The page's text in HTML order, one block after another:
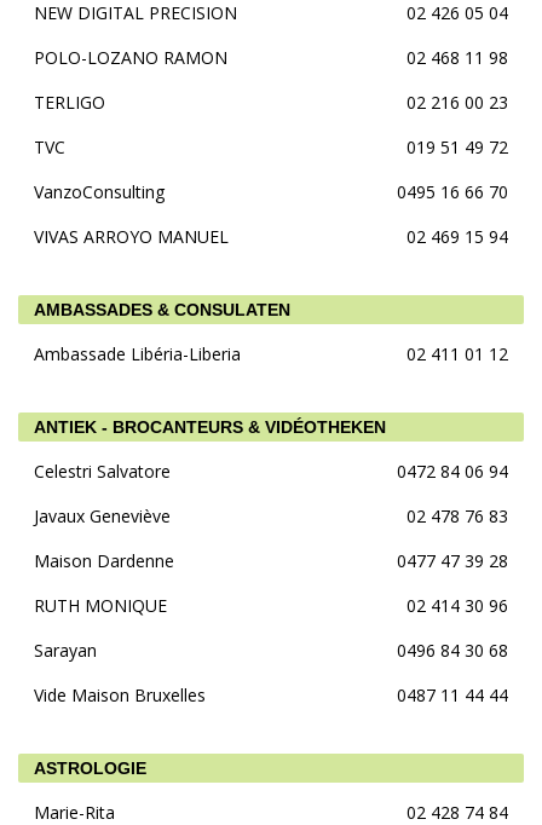
NEW DIGITAL PRECISION
02 426 05 04
POLO-LOZANO RAMON
02 468 11 98
TERLIGO
02 216 00 23
TVC
019 51 49 72
VanzoConsulting
0495 16 66 70
VIVAS ARROYO MANUEL
02 469 15 94
AMBASSADES & CONSULATEN
Ambassade Libéria-Liberia 02 411 01 12
ANTIEK - BROCANTEURS & VIDÉOTHEKEN
Celestri Salvatore
0472 84 06 94
Javaux Geneviève
02 478 76 83
Maison Dardenne
0477 47 39 28
RUTH MONIQUE
02 414 30 96
Sarayan
0496 84 30 68
Vide Maison Bruxelles
0487 11 44 44
ASTROLOGIE
Marie-Rita 02 428 74 84